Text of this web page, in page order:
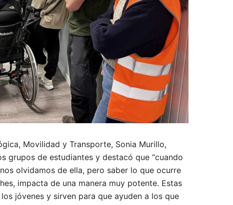
Movilidad y Transporte, Sonia Murillo,
grupos de estudiantes y destacó que “cuando
olvidamos de ella, pero saber lo que ocurre
impacta de una manera muy potente. Estas
jóvenes y sirven para que ayuden a los que